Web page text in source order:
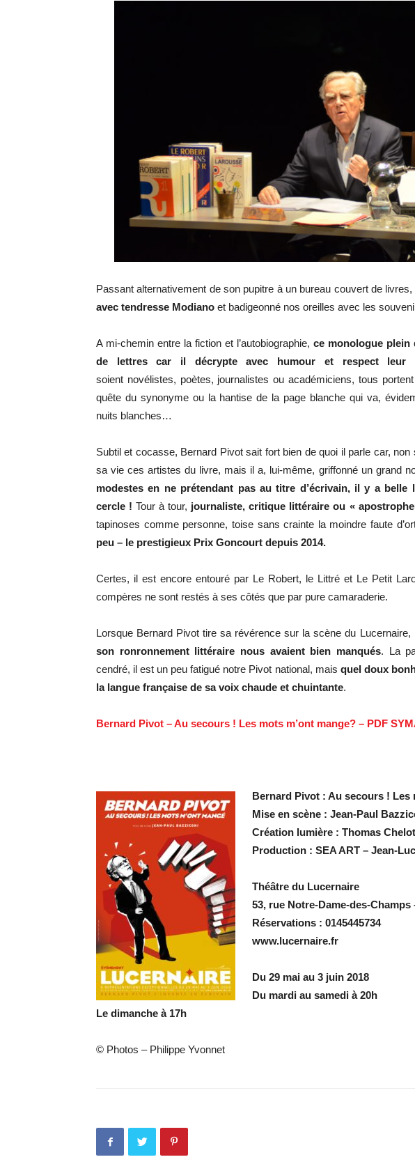
Passant alternativement de son pupitre à un bureau couvert de livres,
avec tendresse Modiano et badigeonné nos oreilles avec les
A mi-chemin entre la fiction et l’autobiographie, ce monologue plein
de lettres car il décrypte avec humour et respect leur
soient novélistes, poètes, journalistes ou académiciens, tous
quête du synonyme ou la hantise de la page blanche qui va,
nuits blanches…
Subtil et cocasse, Bernard Pivot sait fort bien de quoi il parle car,
sa vie ces artistes du livre, mais il a, lui-même, griffonné un grand
modestes en ne prétendant pas au titre d’écrivain, il y a belle
cercle ! Tour à tour, journaliste, critique littéraire ou «
tapinoses comme personne, toise sans crainte la moindre faute
peu – le prestigieux Prix Goncourt depuis 2014.
Certes, il est encore entouré par Le Robert, le Littré et Le Petit
compères ne sont restés à ses côtés que par pure camaraderie.
Lorsque Bernard Pivot tire sa révérence sur la scène du Lucernaire,
son ronronnement littéraire nous avaient bien manqués. La
cendré, il est un peu fatigué notre Pivot national, mais quel doux
la langue française de sa voix chaude et chuintante.
Bernard Pivot – Au secours ! Les mots m’ont mange? – PDF
Bernard Pivot : Au secours ! Les
Mise en scène : Jean-Paul
Création lumière : Thomas Chelot
Production : SEA ART – Jean-
Théâtre du Lucernaire
53, rue Notre-Dame-des-Champs
Réservations : 0145445734
www.lucernaire.fr
Du 29 mai au 3 juin 2018
Du mardi au samedi à 20h
Le dimanche à 17h
© Photos – Philippe Yvonnet